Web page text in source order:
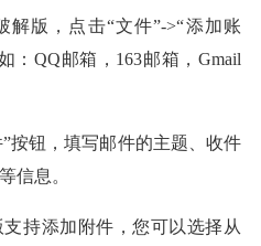
解版，点击“文件”->“添加账
：QQ邮箱，163邮箱，Gmail
按钮，填写邮件的主题、收件
信息。
持添加附件，您可以选择从